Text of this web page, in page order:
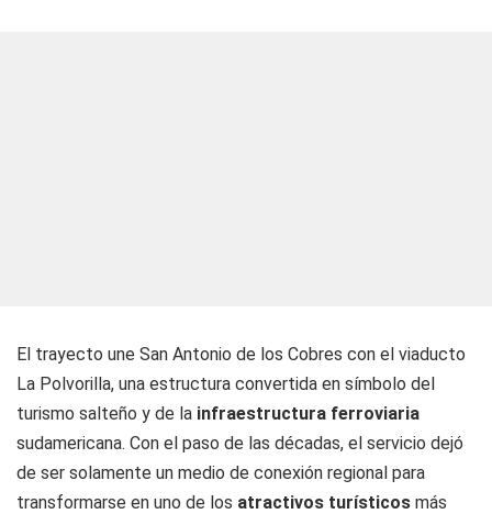
El trayecto une San Antonio de los Cobres con el viaducto
La Polvorilla, una estructura convertida en símbolo del
turismo salteño y de la infraestructura ferroviaria
sudamericana. Con el paso de las décadas, el servicio dejó
de ser solamente un medio de conexión regional para
transformarse en uno de los atractivos turísticos más